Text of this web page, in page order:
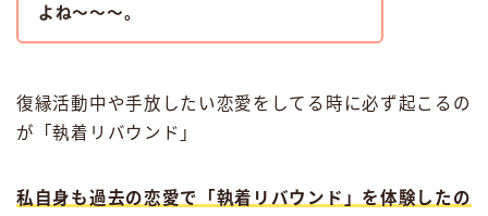
よね〜〜〜。
復縁活動中や手放したい恋愛をしてる時に必ず起こるの
が「執着リバウンド」
私自身も過去の恋愛で「執着リバウンド」を体験したの